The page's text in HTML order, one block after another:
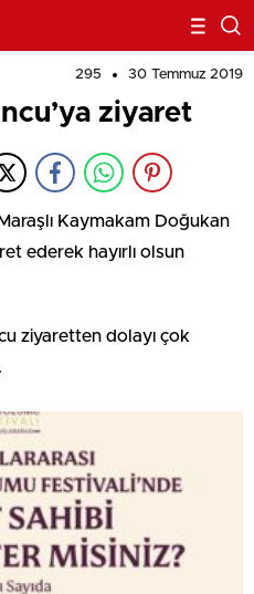
295 30 Temmuz 2019
ziyaret
Kaymakam Doğukan
ederek hayırlı olsun
ziyaretten dolayı çok